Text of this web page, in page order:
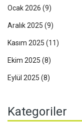
Ocak 2026 (9)
Aralık 2025 (9)
Kasım 2025 (11)
Ekim 2025 (8)
Eylül 2025 (8)
Kategoriler